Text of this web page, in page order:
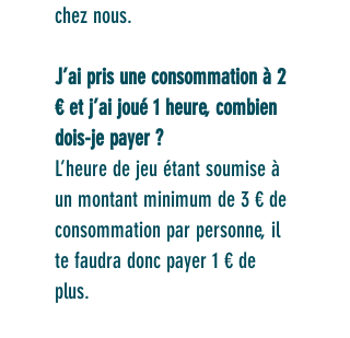
chez nous.
J’ai pris une consommation à 2
€ et j’ai joué 1 heure, combien
dois-je payer ?
L’heure de jeu étant soumise à
un montant minimum de 3 € de
consommation par personne, il
te faudra donc payer 1 € de
plus.